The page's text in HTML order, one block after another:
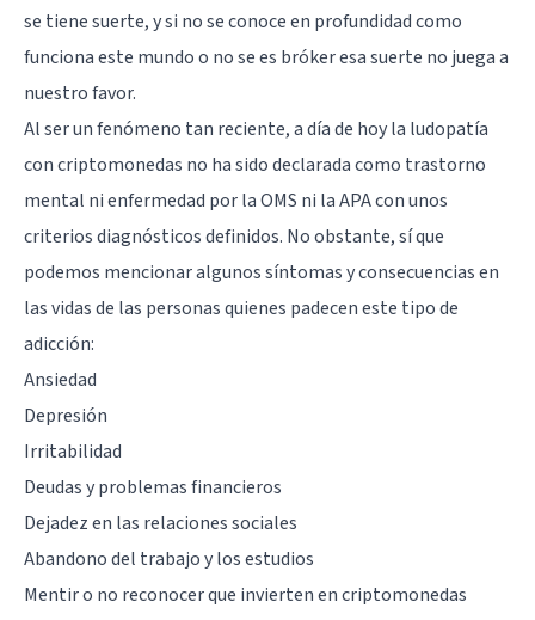
se tiene suerte, y si no se conoce en profundidad como
funciona este mundo o no se es bróker esa suerte no juega a
nuestro favor.
Al ser un fenómeno tan reciente, a día de hoy la ludopatía
con criptomonedas no ha sido declarada como trastorno
mental ni enfermedad por la OMS ni la APA con unos
criterios diagnósticos definidos. No obstante, sí que
podemos mencionar algunos síntomas y consecuencias en
las vidas de las personas quienes padecen este tipo de
adicción:
Ansiedad
Depresión
Irritabilidad
Deudas y problemas financieros
Dejadez en las relaciones sociales
Abandono del trabajo y los estudios
Mentir o no reconocer que invierten en criptomonedas